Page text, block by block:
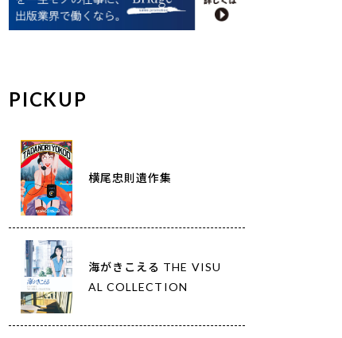
PICKUP
横尾忠則遺作集
海がきこえる THE VISU
AL COLLECTION